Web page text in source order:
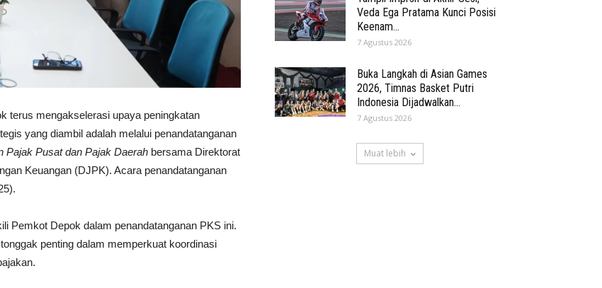
terus mengakselerasi upaya peningkatan
yang diambil adalah melalui penandatanganan
Pajak Pusat dan Pajak Daerah bersama Direktorat
Keuangan (DJPK). Acara penandatanganan
Pemkot Depok dalam penandatanganan PKS ini.
penting dalam memperkuat koordinasi
Veda Ega Pratama Kunci Posisi
Keenam...
7 Agustus 2026
Buka Langkah di Asian Games
2026, Timnas Basket Putri
Indonesia Dijadwalkan...
7 Agustus 2026
Muat lebih